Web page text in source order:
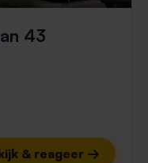
43
& reageer →